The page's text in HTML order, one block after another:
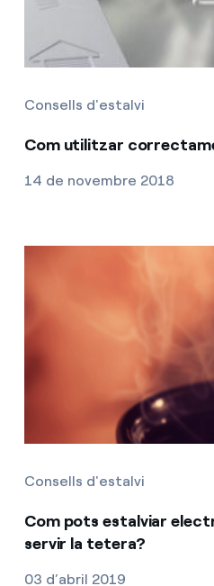
Consells d'estalvi
Com utilitzar
14 de novembre 2018
Consells d'estalvi
Com pots estalviar
servir la tetera?
03 d’abril 2019